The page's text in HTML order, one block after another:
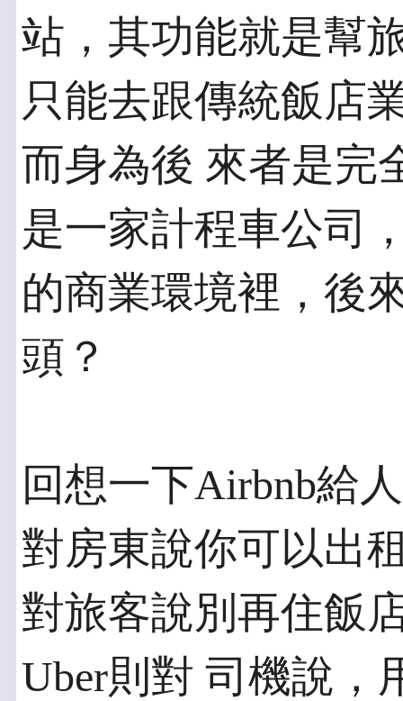
站，其功能就是幫
只能去跟傳統飯店
而身為後 來者是完
是一家計程車公司
的商業環境裡，後
頭？
回想一下Airbnb給
對房東說你可以出
對旅客說別再住飯
Uber則對 司機說，